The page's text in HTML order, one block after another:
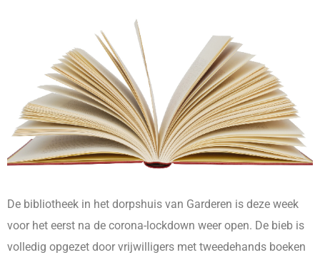
De bibliotheek in het dorpshuis van Garderen is deze week
voor het eerst na de corona-lockdown weer open. De bieb is
volledig opgezet door vrijwilligers met tweedehands boeken